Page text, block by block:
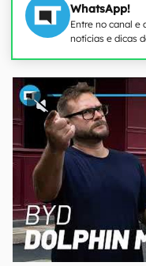
WhatsApp!
Entre no canal e
notícias e dicas